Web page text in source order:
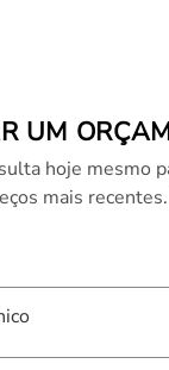
UM
hoje mesmo
mais